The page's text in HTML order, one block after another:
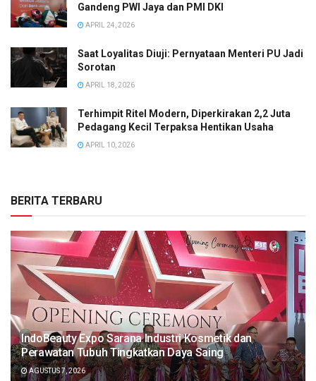
Gandeng PWI Jaya dan PMI DKI
APRIL 24, 2026
Saat Loyalitas Diuji: Pernyataan Menteri PU Jadi
Sorotan
APRIL 18, 2026
Terhimpit Ritel Modern, Diperkirakan 2,2 Juta
Pedagang Kecil Terpaksa Hentikan Usaha
APRIL 10, 2026
BERITA TERBARU
IndoBeauty Expo Sarana Industri Kosmetik dan
Perawatan Tubuh Tingkatkan Daya Saing
AGUSTUS 7, 2026